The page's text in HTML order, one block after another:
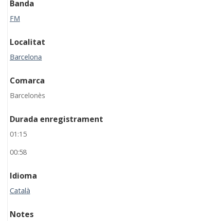
Banda
FM
Localitat
Barcelona
Comarca
Barcelonès
Durada enregistrament
01:15
00:58
Idioma
Català
Notes